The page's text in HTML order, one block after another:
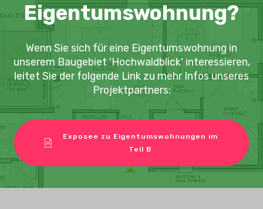
Eigentumswohnung?
Wenn Sie sich für eine Eigentumswohnung in
unserem Baugebiet 'Hochwaldblick' interessieren,
leitet Sie der folgende Link zu mehr Infos unseres
Projektpartners:
Exposee zu Eigentumswohnungen im
Teil B